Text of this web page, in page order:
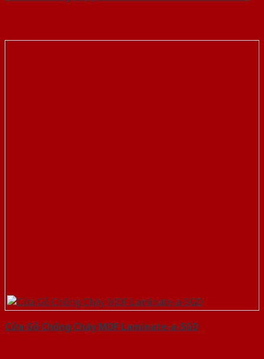
Cửa Gỗ Chống Cháy MDF Laminate-a-SGD